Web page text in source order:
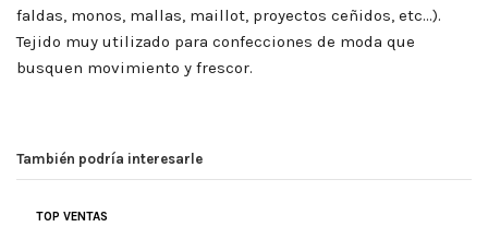
faldas, monos, mallas, maillot, proyectos ceñidos, etc…).
Tejido muy utilizado para confecciones de moda que
busquen movimiento y frescor.
También podría interesarle
TOP VENTAS